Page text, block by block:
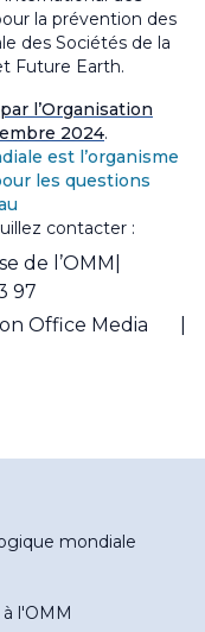
la prévention des
des Sociétés de la
Future Earth.
l’Organisation
2024.
est l’organisme
les questions
contacter :
de l’OMM
97
Office Media
mondiale
l'OMM